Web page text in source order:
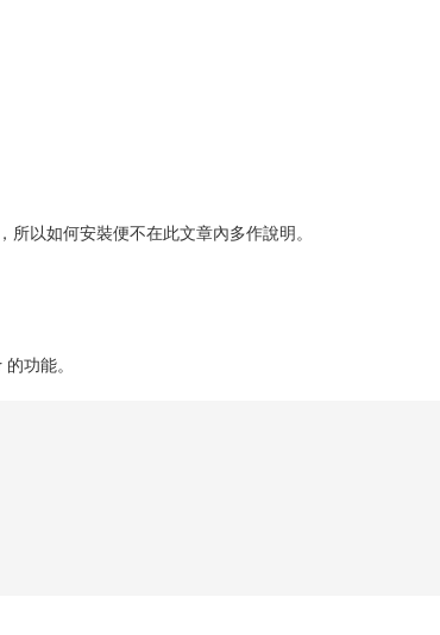
，所以如何安裝便不在此文章內多作說明。
功能。